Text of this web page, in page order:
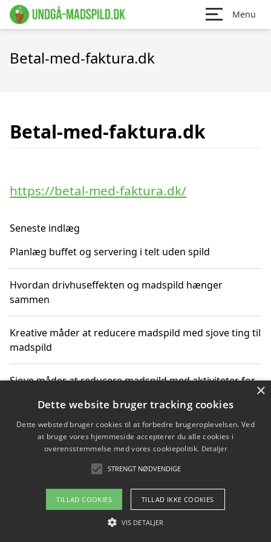
Menu
Betal-med-faktura.dk
Betal-med-faktura.dk
https://betal-med-faktura.dk/
Seneste indlæg
Planlæg buffet og servering i telt uden spild
Hvordan drivhuseffekten og madspild hænger
sammen
Kreative måder at reducere madspild med sjove ting til
madspild
Sjove måder at reducere madspild med aktiviteter for
Hvor finder jeg nemme måltidskasser i Vejle
Om / kontakt
Blog Betingelser
×
Dette website bruger tracking cookies
Dette websted bruger cookies til at forbedre brugeroplevelsen. Ved
at bruge vores hjemmeside accepterer du alle cookies i
overensstemmelse med vores cookiepolitik. Detaljer
STRENGT NØDVENDIGE
TILLAD COOKIES TILLAD IKKE COOKIES
VIS DETALJER